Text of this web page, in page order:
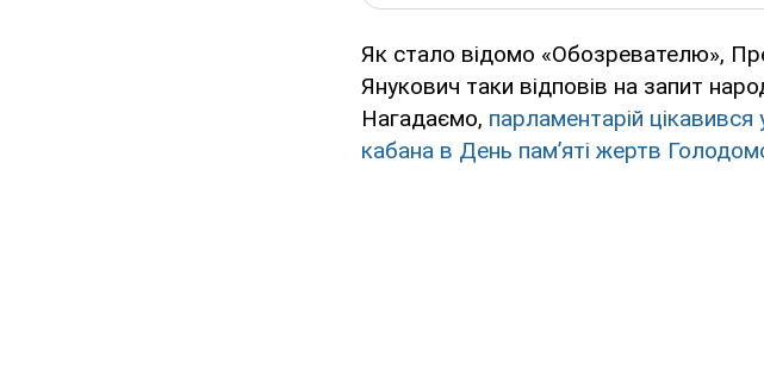
Як стало відомо «Обозревателю»,
Янукович таки відповів на запит
Нагадаємо, парламентарій
кабана в День пам’яті жертв